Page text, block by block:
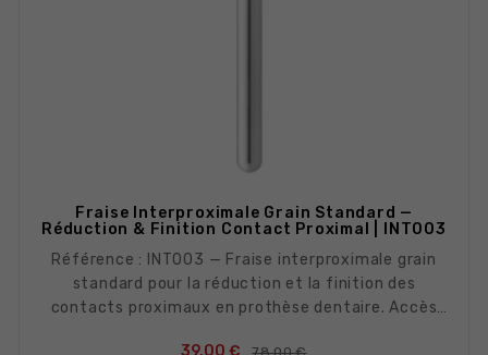
Fraise Interproximale Grain Standard —
Réduction & Finition Contact Proximal | INT003
Référence : INT003 — Fraise interproximale grain
standard pour la réduction et la finition des
contacts proximaux en prothèse dentaire. Accès
Prix de base
Prix